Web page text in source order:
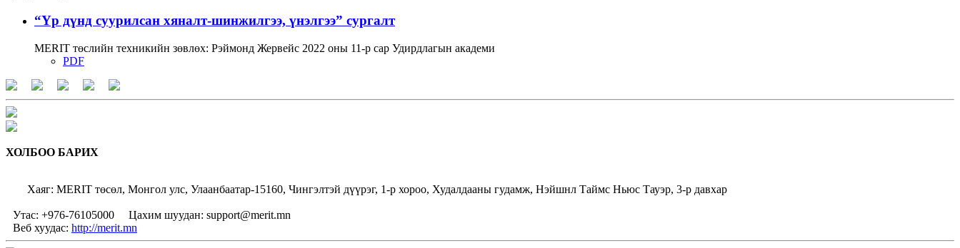
“Үр дүнд суурилсан хяналт-шинжилгээ, үнэлгээ” сургалт
MERIT төслийн техникийн зөвлөх: Рэймонд Жервейс 2022 оны 11-р сар Удирдлагын академи
PDF
ХОЛБОО БАРИХ
Хаяг: MERIT төсөл, Монгол улс, Улаанбаатар-15160, Чингэлтэй дүүрэг, 1-р хороо, Худалдааны гудамж, Нэйшнл Таймс Ньюс Тауэр, 3-р давхар
Утас: +976-76105000
Цахим шуудан: support@merit.mn
Веб хуудас: http://merit.mn